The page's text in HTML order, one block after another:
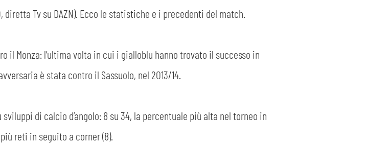
diretta Tv su DAZN). Ecco le statistiche e i precedenti del match.
il Monza: l’ultima volta in cui i gialloblu hanno trovato il successo in
è stata contro il Sassuolo, nel 2013/14.
di calcio d’angolo: 8 su 34, la percentuale più alta nel torneo in
reti in seguito a corner (8).